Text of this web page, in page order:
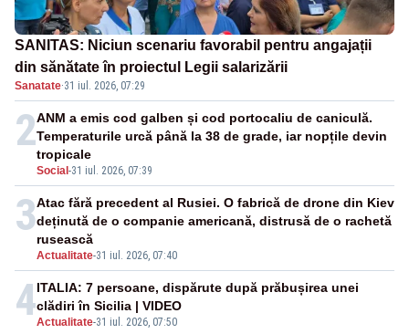
SANITAS: Niciun scenariu favorabil pentru angajații
din sănătate în proiectul Legii salarizării
Sanatate·31 iul. 2026, 07:29
2
Social -31 iul. 2026, 07:39
ANM a emis cod galben și cod portocaliu de caniculă.
Temperaturile urcă până la 38 de grade, iar nopțile devin
tropicale
3
Actualitate-31 iul. 2026, 07:40
Atac fără precedent al Rusiei. O fabrică de drone din Kiev
deținută de o companie americană, distrusă de o rachetă
rusească
4Actualitate-31 iul. 2026, 07:50
ITALIA: 7 persoane, dispărute după prăbușirea unei
clădiri în Sicilia | VIDEO